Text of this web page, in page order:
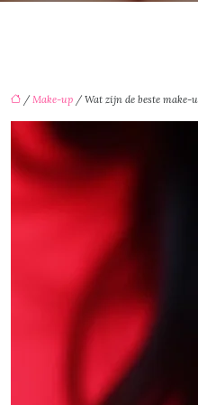
/ Make-up / Wat zijn de beste make-